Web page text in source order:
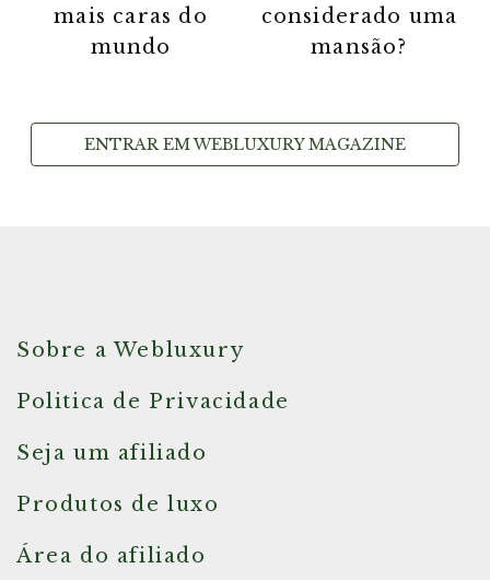
mais caras do
mundo
considerado uma
mansão?
ENTRAR EM WEBLUXURY MAGAZINE
Sobre a Webluxury
Politica de Privacidade
Seja um afiliado
Produtos de luxo
Área do afiliado